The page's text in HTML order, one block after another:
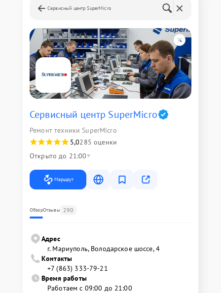
Сервисный центр SuperMicro
Сервисный центр SuperMicro
Ремонт техники SuperMicro
5,0285 оценки
Открыто до 21:00
Маршрут
ОбзорОтзывы 290
Адрес
г. Мариуполь, Володарское шоссе, 4
Контакты
+7 (863) 333-79-21
Время работы
Работаем с 09:00 до 21:00